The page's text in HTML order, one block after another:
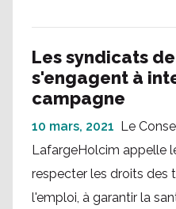
Les syndicats
s'engagent à
campagne
10 mars, 2021 Le
LafargeHolcim appelle
respecter les droits des
l'emploi, à garantir la